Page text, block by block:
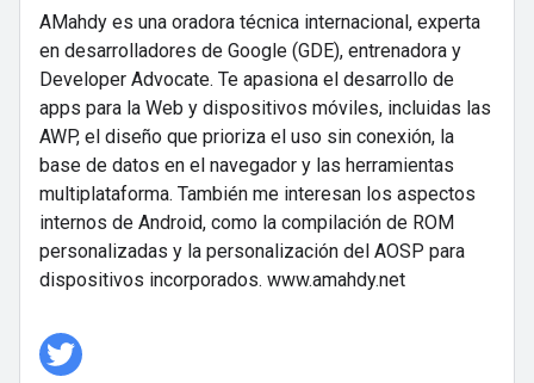
AMahdy es una oradora técnica internacional, experta
en desarrolladores de Google (GDE), entrenadora y
Developer Advocate. Te apasiona el desarrollo de
apps para la Web y dispositivos móviles, incluidas las
AWP, el diseño que prioriza el uso sin conexión, la
base de datos en el navegador y las herramientas
multiplataforma. También me interesan los aspectos
internos de Android, como la compilación de ROM
personalizadas y la personalización del AOSP para
dispositivos incorporados. www.amahdy.net